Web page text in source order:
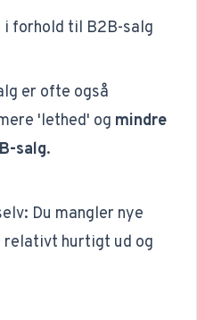
forhold til B2B-salg
er ofte også
'lethed' og mindre
salg.
Du mangler nye
relativt hurtigt ud og